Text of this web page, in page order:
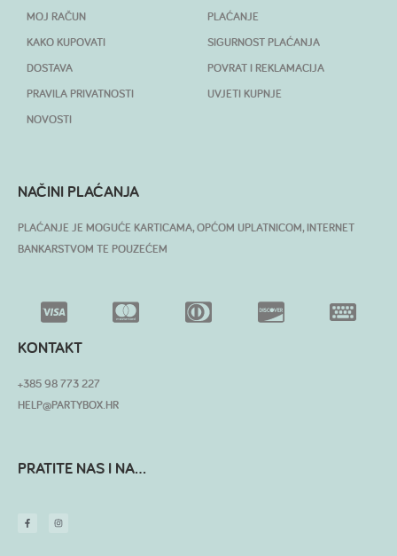
MOJ RAČUN
KAKO KUPOVATI
DOSTAVA
PRAVILA PRIVATNOSTI
NOVOSTI
PLAĆANJE
SIGURNOST PLAĆANJA
POVRAT I REKLAMACIJA
UVJETI KUPNJE
NAČINI PLAĆANJA
PLAĆANJE JE MOGUĆE KARTICAMA, OPĆOM UPLATNICOM, INTERNET
BANKARSTVOM TE POUZEĆEM
KONTAKT
+385 98 773 227
HELP@PARTYBOX.HR
PRATITE NAS I NA...